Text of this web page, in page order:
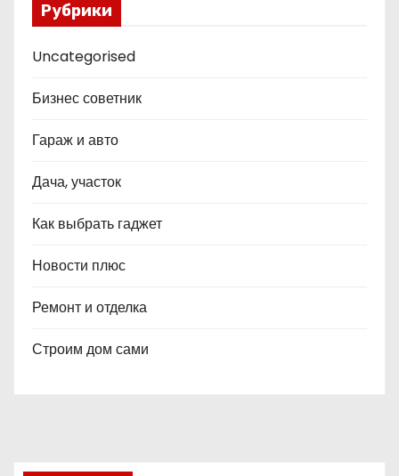
Рубрики
Uncategorised
Бизнес советник
Гараж и авто
Дача, участок
Как выбрать гаджет
Новости плюс
Ремонт и отделка
Строим дом сами